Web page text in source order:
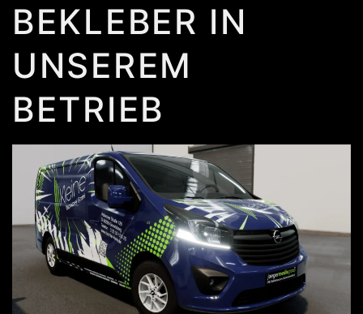
BEKLEBER IN
UNSEREM
BETRIEB